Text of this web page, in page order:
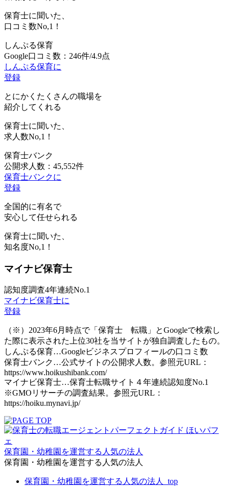
保育士に聞いた、
口コミ数No,1！
しんぷる保育
Google口コミ数：246件/4.9点
しんぷる保育に
登録
とにかくたくさんの職場を
紹介してくれる
保育士に聞いた、
求人数No,1！
保育士バンク
公開求人数：45,552件
保育士バンクに
登録
全国的に有名で
安心して任せられる
保育士に聞いた、
知名度No,1！
マイナビ保育士
認知度調査4年連続No.1
マイナビ保育士に
登録
（※）2023年6月時点で「保育士 転職」とGoogleで検索し
た際に表示された上位30社を当サイトが独自調査したもの。
しんぷる保育…Googleビジネスプロフィールの口コミ数
保育士バンク…公式サイトの公開求人数。参照元URL：
https://www.hoikushibank.com/
マイナビ保育士…保育士転職サイト４年連続認知度No.1
※GMOリサーチの調査結果。参照元URL：
https://hoiku.mynavi.jp/
保育園・幼稚園を運営する人気の法人
保育園・幼稚園を運営する人気の法人
保育園・幼稚園を運営する人気の法人_top